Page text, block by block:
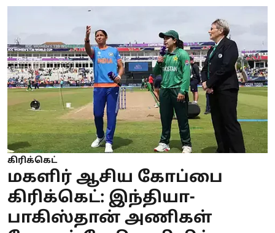
கிரிக்கெட்
மகளிர் ஆசிய கோப்பை
கிரிக்கெட்: இந்தியா-
பாகிஸ்தான் அணிகள்